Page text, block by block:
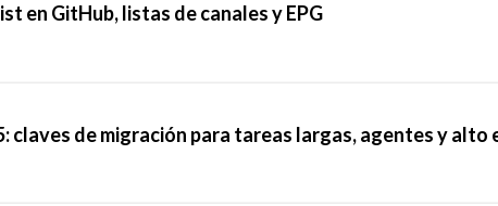
en GitHub, listas de canales y EPG
claves de migración para tareas largas, agentes y